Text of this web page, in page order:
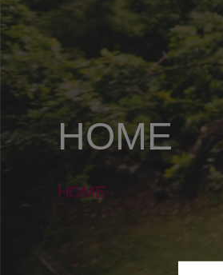
HOME
HOME